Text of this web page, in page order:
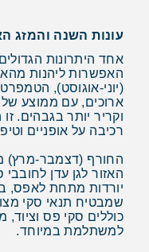
עונות השנה והמזג
אחד היתרונות
האפשרות ליהנות
(יוני-אוגוסט),
וקריר יותר בגבהים.
רכיבה על אופניים
החורף (דצמבר-מרץ)
האזור לגן עדן
יורדות מתחת לאפס,
שמבטיח תנאי סקי
כוללים סקי פס
למשתלמת במיוחד.